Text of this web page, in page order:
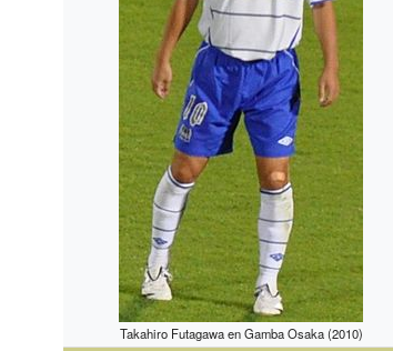
Takahiro Futagawa en Gamba Osaka (2010)